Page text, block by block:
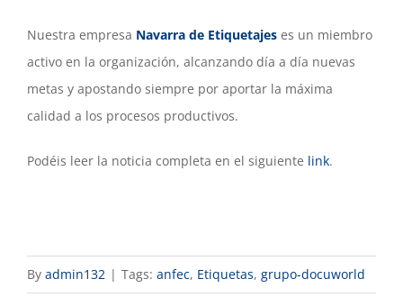
Nuestra empresa Navarra de Etiquetajes es un miembro
activo en la organización, alcanzando día a día nuevas
metas y apostando siempre por aportar la máxima
calidad a los procesos productivos.
Podéis leer la noticia completa en el siguiente link.
By admin132 | Tags: anfec, Etiquetas, grupo-docuworld